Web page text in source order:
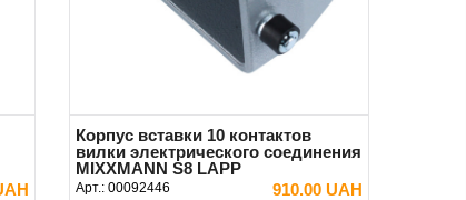
Корпус вставки 10 контактов
вилки электрического соединения
MIXXMANN S8 LAPP
Арт.: 00092446 910.00 UAH